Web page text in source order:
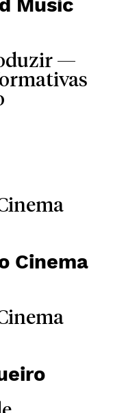
Music
—
Cinema